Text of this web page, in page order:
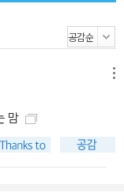
일이 도대체 무엇이
도 있어 그곳으로 가
움츠러들었다면 절대
나 우리 앞에 다가와
고 발을 내딛어야 한
맘